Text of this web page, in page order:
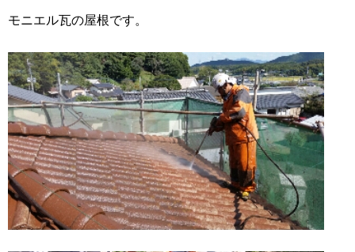
モニエル瓦の屋根です。